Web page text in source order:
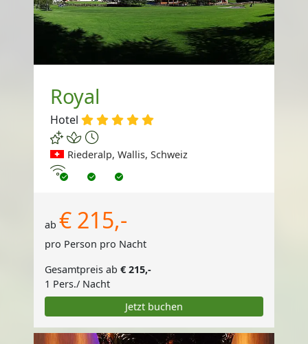
Royal
Hotel
Riederalp, Wallis, Schweiz
Internet
ab € 215,-
pro Person pro Nacht
Gesamtpreis ab € 215,-
1 Pers./ Nacht
Jetzt buchen